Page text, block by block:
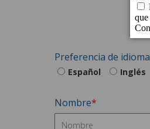
Preferencia de idioma
Español Inglés
Nombre